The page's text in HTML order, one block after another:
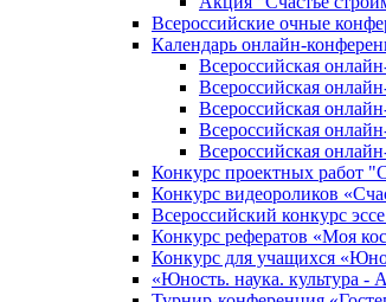
Всероссийские очные
Календарь онлайн-
Всероссийская
Всероссийская
Всероссийская
Всероссийская
Всероссийская
Конкурс проектных работ
Конкурс видеороликов
Всероссийский конкурс
Конкурс рефератов «Моя
Конкурс для учащихся
«Юность. наука. культура -